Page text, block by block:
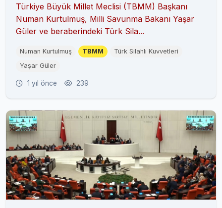
Türkiye Büyük Millet Meclisi (TBMM) Başkanı
Numan Kurtulmuş, Milli Savunma Bakanı Yaşar
Güler ve beraberindeki Türk Sila...
Numan Kurtulmuş TBMM
Türk Silahlı Kuvvetleri
Yaşar Güler
1 yıl önce 239